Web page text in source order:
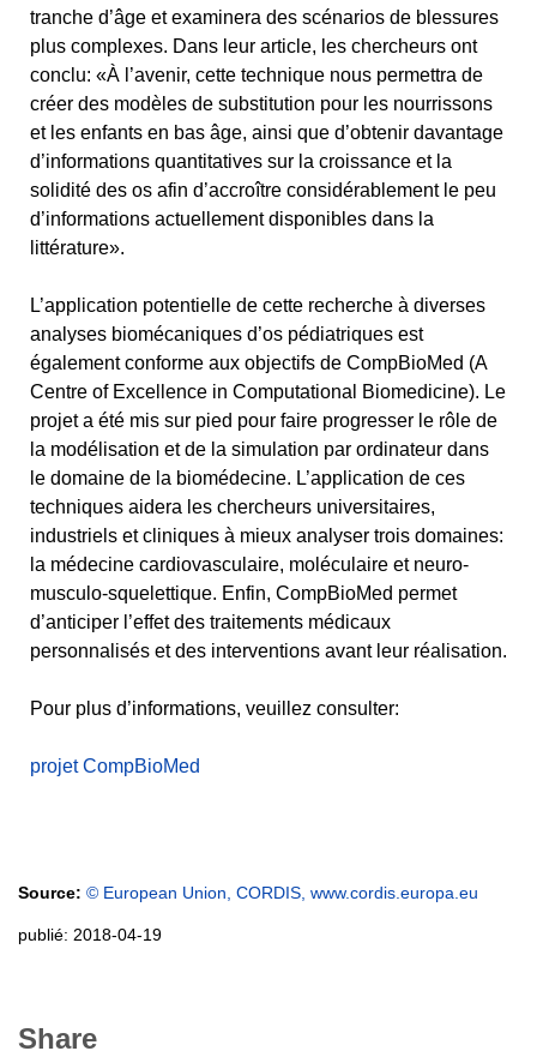
tranche d’âge et examinera des scénarios de blessures
plus complexes. Dans leur article, les chercheurs ont
conclu: «À l’avenir, cette technique nous permettra de
créer des modèles de substitution pour les nourrissons
et les enfants en bas âge, ainsi que d’obtenir davantage
d’informations quantitatives sur la croissance et la
solidité des os afin d’accroître considérablement le peu
d’informations actuellement disponibles dans la
littérature».
L’application potentielle de cette recherche à diverses
analyses biomécaniques d’os pédiatriques est
également conforme aux objectifs de CompBioMed (A
Centre of Excellence in Computational Biomedicine). Le
projet a été mis sur pied pour faire progresser le rôle de
la modélisation et de la simulation par ordinateur dans
le domaine de la biomédecine. L’application de ces
techniques aidera les chercheurs universitaires,
industriels et cliniques à mieux analyser trois domaines:
la médecine cardiovasculaire, moléculaire et neuro-
musculo-squelettique. Enfin, CompBioMed permet
d’anticiper l’effet des traitements médicaux
personnalisés et des interventions avant leur réalisation.
Pour plus d’informations, veuillez consulter:
projet CompBioMed
Source: © European Union, CORDIS, www.cordis.europa.eu
publié: 2018-04-19
Share